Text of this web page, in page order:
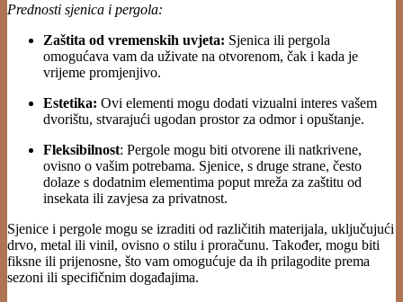
Prednosti sjenica i pergola:
Zaštita od vremenskih uvjeta: Sjenica ili pergola
omogućava vam da uživate na otvorenom, čak i kada je
vrijeme promjenjivo.
Estetika: Ovi elementi mogu dodati vizualni interes vašem
dvorištu, stvarajući ugodan prostor za odmor i opuštanje.
Fleksibilnost: Pergole mogu biti otvorene ili natkrivene,
ovisno o vašim potrebama. Sjenice, s druge strane, često
dolaze s dodatnim elementima poput mreža za zaštitu od
insekata ili zavjesa za privatnost.
Sjenice i pergole mogu se izraditi od različitih materijala, uključujući
drvo, metal ili vinil, ovisno o stilu i proračunu. Također, mogu biti
fiksne ili prijenosne, što vam omogućuje da ih prilagodite prema
sezoni ili specifičnim događajima.